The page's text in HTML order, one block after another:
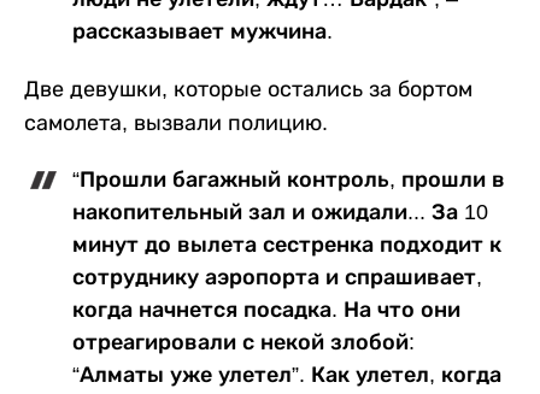
рассказывает мужчина.
Две девушки, которые остались за бортом
самолета, вызвали полицию.
“Прошли багажный контроль, прошли в
накопительный зал и ожидали... За 10
минут до вылета сестренка подходит к
сотруднику аэропорта и спрашивает,
когда начнется посадка. На что они
отреагировали с некой злобой:
“Алматы уже улетел”. Как улетел, когда